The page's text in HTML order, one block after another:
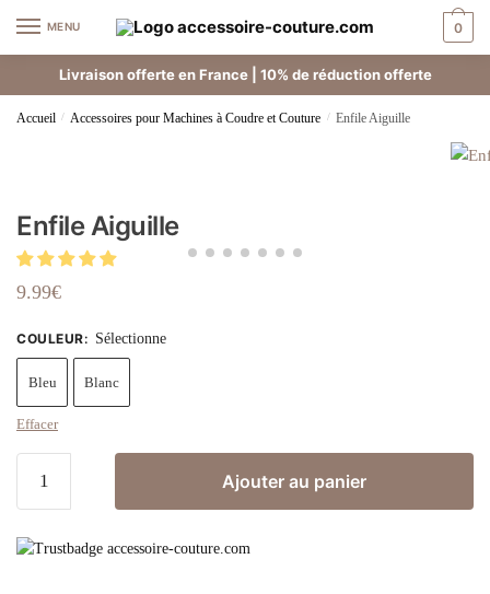
MENU 0
Livraison offerte en France | 10% de réduction offerte
Accueil / Accessoires pour Machines à Coudre et Couture / Enfile Aiguille
Enfile Aiguille
9.99€
COULEUR: Sélectionne
Bleu Blanc
Effacer
Ajouter au panier